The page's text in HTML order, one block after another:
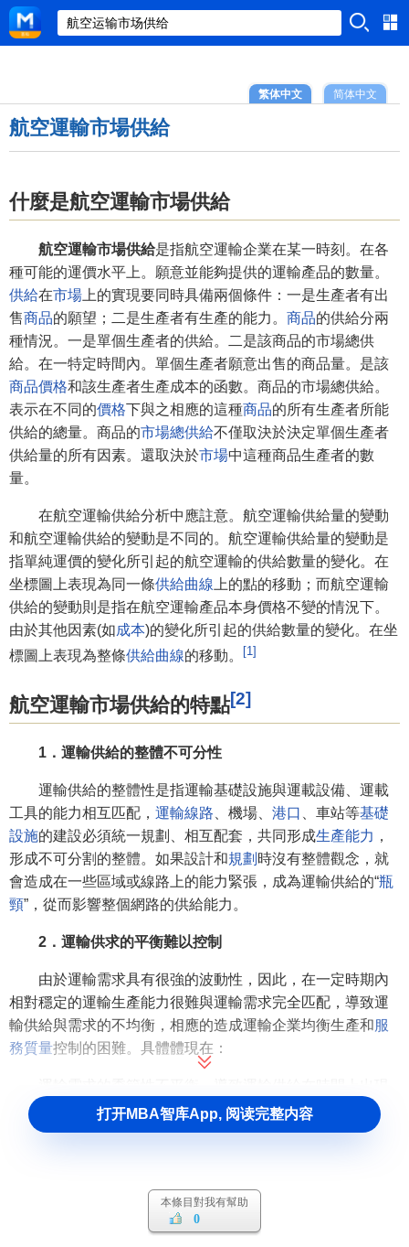
简体中文
繁体中文
航空運輸市場供給
什麼是航空運輸市場供給
航空運輸市場供給是指航空運輸企業在某一時刻。在各
種可能的運價水平上。願意並能夠提供的運輸產品的數量。
供給在市場 上的實現要同時具備兩個條件：一是生產者有出
售商品的願望；二是生產者有生產的能力。 商品的供給分兩
種情況。一是單個生產者的供給。二是該商品的市場總供
給。在一特定時間內。單個生產者願意出售的商品量。是該
商品價格和該生產者生產成本的函數。商品的市場總供給。
表示在不同的價格下與之相應的這種商品的所有生產者所能
供給的總量。商品的市場總供給不僅取決於決定單個生產者
供給量的所有因素。還取決於市場中這種商品生產者的數
量。
在航空運輸供給分析中應註意。航空運輸供給量的變動
和航空運輸供給的變動是不同的。航空運輸供給量的變動是
指單純運價的變化所引起的航空運輸的供給數量的變化。在
坐標圖上表現為同一條供給曲線 上的點的移動；而航空運輸
供給的變動則是指在航空運輸產品本身價格不變的情況下。
由於其他因素(如成本)的變化所引起的供給數量的變化。在坐
標圖上表現為整條供給曲線的移動。 [1]
航空運輸市場供給的特點[2]
1．運輸供給的整體不可分性
運輸供給的整體性是指運輸基礎設施與運載設備、運載
工具的能力相互匹配， 運輸線路 、機場、 港口 、車站等基礎
設施的建設必須統一規劃、相互配套，共同形成生產能力 ，
形成不可分割的整體。如果設計和規劃 時沒有整體觀念，就
會造成在一些區域或線路上的能力緊張，成為運輸供給的“瓶
頸”，從而影響整個網路的供給能力。
2．運輸供求的平衡難以控制
由於運輸需求具有很強的波動性，因此，在一定時期內
相對穩定的運輸生產能力很難與運輸需求完全匹配，導致運
輸供給與需求的不均衡，相應的造成運輸企業均衡生產和服
務質量控制的困難。具體體現在：
高峰與低谷性變化，因此造成 運輸供給量在時間分佈上的不
平衡。
性)，造成運輸供給和需求的不匹配，因而形成了運輸企業生
運輸企業
為了實現供需的時空結合，經常
要付出空載行駛的代價，導致運力浪費。掌握
打开MBA智库App, 阅读完整内容
本條目對我有幫助
0